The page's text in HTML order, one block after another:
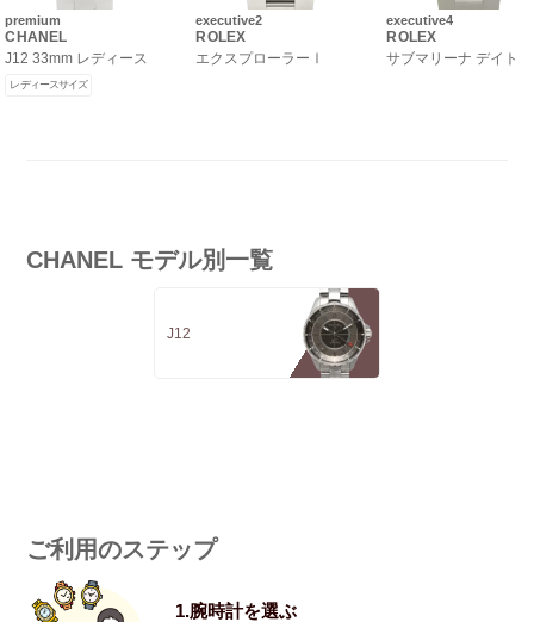
premium
CHANEL
J12 33mm レディース
レディースサイズ
executive2
ROLEX
エクスプローラーⅠ
executive4
ROLEX
サブマリーナ デイト
CHANEL モデル別一覧
J12
ご利用のステップ
1.腕時計を選ぶ